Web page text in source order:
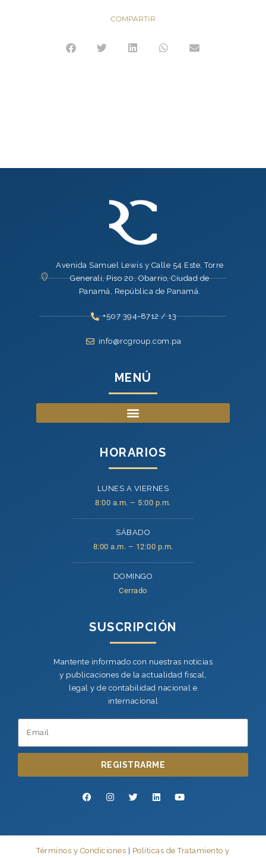
COMPARTIR
Avenida Samuel Lewis y Calle 54 Este, Torre
Generali, Piso 20, Obarrio, Ciudad de
Panamá, República de Panamá.
+507 394-8712 / 13
info@rcgroup.com.pa
MENÚ
HORARIOS
LUNES A VIERNES
8:00 a.m. – 5:00 p.m.
SÁBADO
8:00 a.m. – 12:00 p.m.
DOMINGO
Cerrado
SUSCRIPCIÓN
Mantente informado con nuestras noticias
y publicaciones de la actualidad fiscal,
legal y de contabilidad nacional e
internacional
REGISTRARME
Términos y Condiciones Políticas de Tratamiento y